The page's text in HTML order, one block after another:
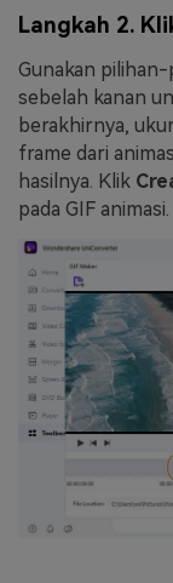
Langkah 2.
Gunakan pilihan-
sebelah kanan
berakhirnya,
frame dari
hasilnya. Klik
pada GIF animasi.